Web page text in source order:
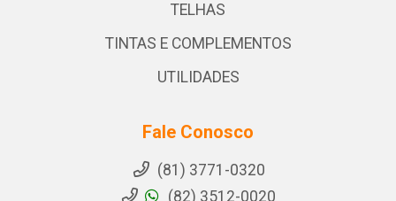
TELHAS
TINTAS E COMPLEMENTOS
UTILIDADES
Fale Conosco
(81) 3771-0320
(82) 3512-0020